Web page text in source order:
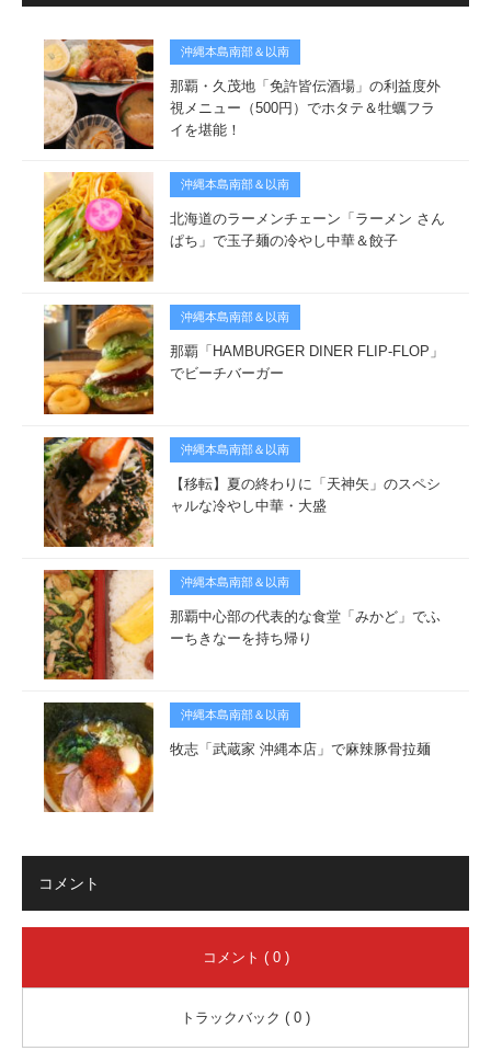
沖縄本島南部＆以南
那覇・久茂地「免許皆伝酒場」の利益度外
視メニュー（500円）でホタテ＆牡蠣フラ
イを堪能！
沖縄本島南部＆以南
北海道のラーメンチェーン「ラーメン さん
ぱち」で玉子麺の冷やし中華＆餃子
沖縄本島南部＆以南
那覇「HAMBURGER DINER FLIP-FLOP」
でビーチバーガー
沖縄本島南部＆以南
【移転】夏の終わりに「天神矢」のスペシ
ャルな冷やし中華・大盛
沖縄本島南部＆以南
那覇中心部の代表的な食堂「みかど」でふ
ーちきなーを持ち帰り
沖縄本島南部＆以南
牧志「武蔵家 沖縄本店」で麻辣豚骨拉麺
コメント
コメント ( 0 )
トラックバック ( 0 )